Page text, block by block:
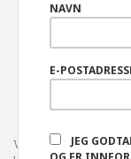
FRAKT
Vår nettbutikk bruker
NAVN
E-
JEG